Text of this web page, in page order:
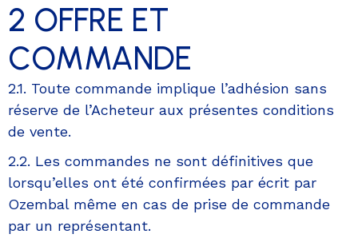
2 OFFRE ET
COMMANDE
2.1. Toute commande implique l’adhésion sans
réserve de l’Acheteur aux présentes conditions
de vente.
2.2. Les commandes ne sont définitives que
lorsqu’elles ont été confirmées par écrit par
Ozembal même en cas de prise de commande
par un représentant.